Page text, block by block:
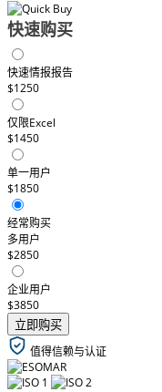
快速购买
快速情报报告
$1250
仅限Excel
$1450
单一用户
$1850
经常购买
多用户
$2850
企业用户
$3850
立即购买
值得信赖与认证